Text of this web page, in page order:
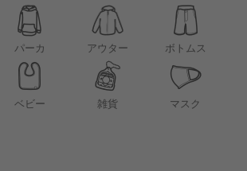
パーカ アウター ボトムス
ベビー 雑貨 マスク